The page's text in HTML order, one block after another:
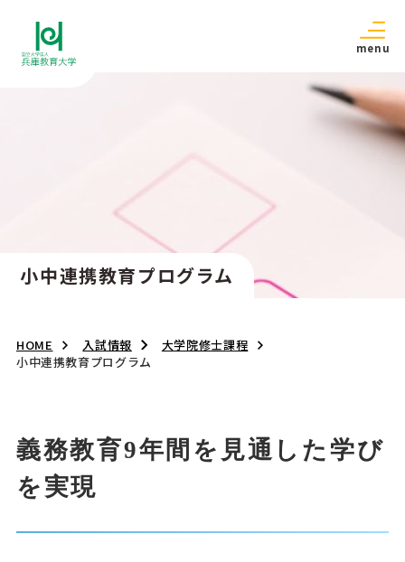
menu
小中連携教育プログラム
HOME 入試情報
大学院修士課程
小中連携教育プログラム
義務教育9年間を見通した学び
を実現